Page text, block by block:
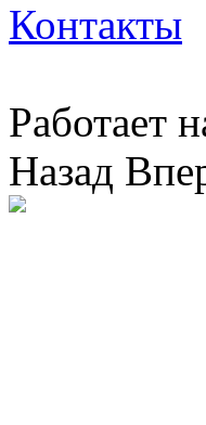
Контакты
Работает
Назад